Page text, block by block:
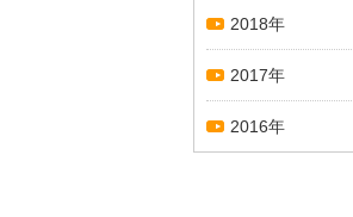
2018年
2017年
2016年